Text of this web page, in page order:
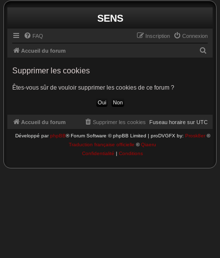
SENS
FAQ Connexion
Inscription
Accueil du forum
c
h
Supprimer les cookies
Êtes-vous sûr de vouloir supprimer les cookies de ce forum ?
Accueil du forum Fuseau horaire sur UTC
Supprimer les cookies
Développé parphpBB® Forum Software © phpBB Limited | proDVGFX by: Prosk8er©
Traduction française officielle ©Qiaeru
Confidentialité | Conditions